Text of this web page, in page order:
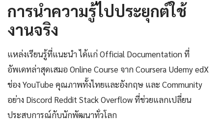
การนำความรู้ไปประยุกต์ใช้
งานจริง
แหล่งเรียนรู้ที่แนะนำ ได้แก่ Official Documentation ที่
อัพเดทล่าสุดเสมอ Online Course จาก Coursera Udemy edX
ช่อง YouTube คุณภาพทั้งไทยและอังกฤษ และ Community
อย่าง Discord Reddit Stack Overflow ที่ช่วยแลกเปลี่ยน
ประสบการณ์กับนักพัฒนาทั่วโลก